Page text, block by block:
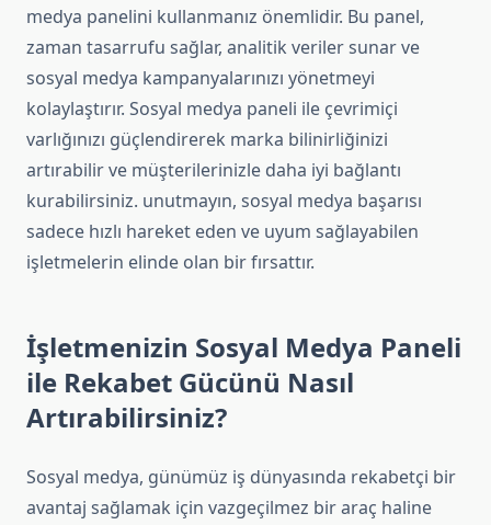
medya panelini kullanmanız önemlidir. Bu panel,
zaman tasarrufu sağlar, analitik veriler sunar ve
sosyal medya kampanyalarınızı yönetmeyi
kolaylaştırır. Sosyal medya paneli ile çevrimiçi
varlığınızı güçlendirerek marka bilinirliğinizi
artırabilir ve müşterilerinizle daha iyi bağlantı
kurabilirsiniz. unutmayın, sosyal medya başarısı
sadece hızlı hareket eden ve uyum sağlayabilen
işletmelerin elinde olan bir fırsattır.
İşletmenizin Sosyal Medya Paneli
ile Rekabet Gücünü Nasıl
Artırabilirsiniz?
Sosyal medya, günümüz iş dünyasında rekabetçi bir
avantaj sağlamak için vazgeçilmez bir araç haline